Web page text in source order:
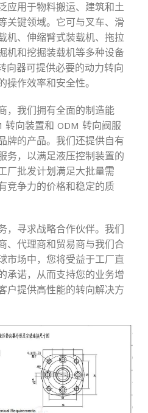
应用于物料搬运、建筑和土
关键领域。它可与叉车、滑
机、伸缩臂式装载机、拖拉
机和挖掘装载机等多种设备
向器可提供必要的动力转向
操作效率和安全性。
，我们拥有全面的制造能
转向装置和 ODM 转向阀服
牌的产品。我们还提供自有
务，以满足液压控制装置的
厂批发计划满足大批量需
竞争力的价格和稳定的质
，寻求战略合作伙伴。我们
、代理商和贸易商与我们合
市场中，您将受益于工厂直
承诺，从而支持您的业务增
户提供高性能的转向解决方